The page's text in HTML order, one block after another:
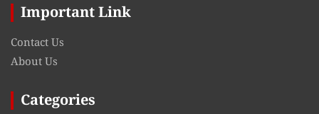
Important Link
Contact Us
About Us
Categories